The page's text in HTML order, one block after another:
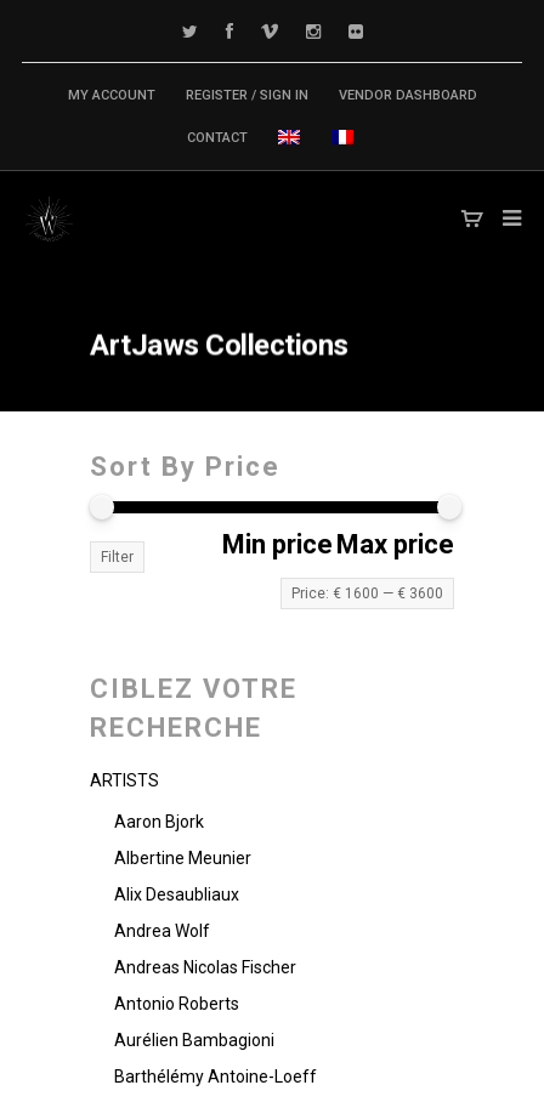
MY ACCOUNT REGISTER / SIGN IN VENDOR DASHBOARD
CONTACT
ArtJaws Collections
Sort By Price
Min price Max price
Filter
Price: € 1600 — € 3600
CIBLEZ VOTRE
RECHERCHE
ARTISTS
Aaron Bjork
Albertine Meunier
Alix Desaubliaux
Andrea Wolf
Andreas Nicolas Fischer
Antonio Roberts
Aurélien Bambagioni
Barthélémy Antoine-Loeff